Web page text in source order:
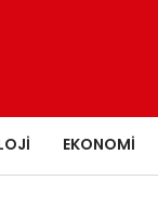
EKONOMI